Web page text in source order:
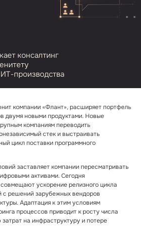
консалтинг
⁠производства
компании «Флант», расширяет портфель
двумя новыми продуктами. Новые
компаниям переводить
стек и выстраивать
цикл поставки программного
заставляет компании пересматривать
активами. Сегодня
ускорение релизного цикла
с решений зарубежных вендоров
Адаптация к этим условиям
процессов приводит к росту числа
на инфраструктуру и потере